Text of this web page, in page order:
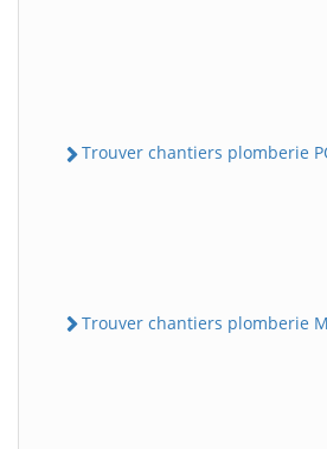
Trouver chantiers plomberie
Trouver chantiers plomberie